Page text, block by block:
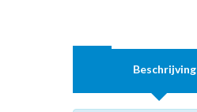
Beschrijving